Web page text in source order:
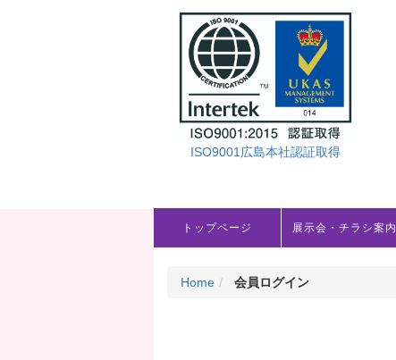
ISO9001広島本社認証取得
トップページ 展示会・チラシ案内
Home 会員ログイン